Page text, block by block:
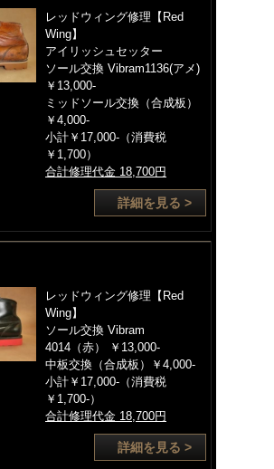
レッドウィング修理【Red
Wing】
アイリッシュセッター
ソール交換 Vibram1136(アメ)
￥13,000-
ミッドソール交換（合成板）
￥4,000-
小計￥17,000-（消費税
￥1,700）
合計修理代金 18,700円
詳細を見る >
レッドウィング修理【Red
Wing】
ソール交換 Vibram
4014（赤） ￥13,000-
中板交換（合成板）￥4,000-
小計￥17,000-（消費税
￥1,700-）
合計修理代金 18,700円
詳細を見る >